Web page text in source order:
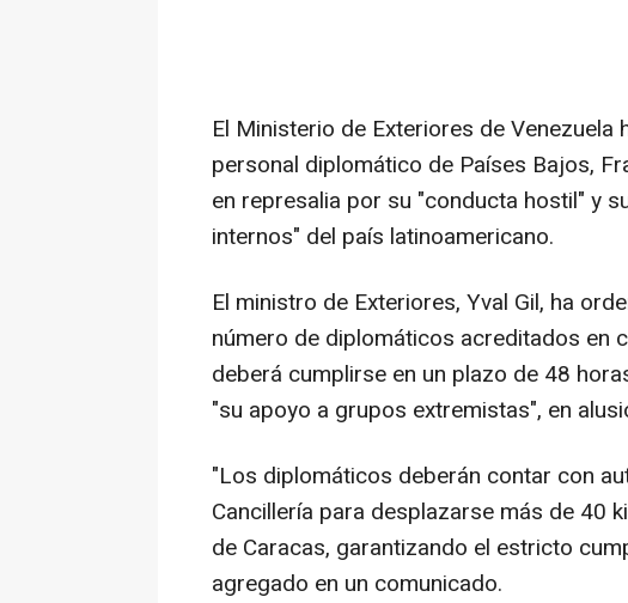
El Ministerio de Exteriores de Venezuela
personal diplomático de Países Bajos,
en represalia por su "conducta hostil" y
internos" del país latinoamericano.
El ministro de Exteriores, Yval Gil, ha
número de diplomáticos acreditados en
deberá cumplirse en un plazo de 48
"su apoyo a grupos extremistas", en
"Los diplomáticos deberán contar con
Cancillería para desplazarse más de 40
de Caracas, garantizando el estricto
agregado en un comunicado.